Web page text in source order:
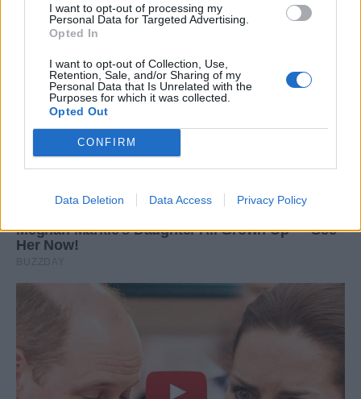
I want to opt-out of processing my
Personal Data for Targeted Advertising.
Opted In
I want to opt-out of Collection, Use,
Retention, Sale, and/or Sharing of my
Personal Data that Is Unrelated with the
Purposes for which it was collected.
Opted Out
CONFIRM
Data Deletion Data Access Privacy Policy